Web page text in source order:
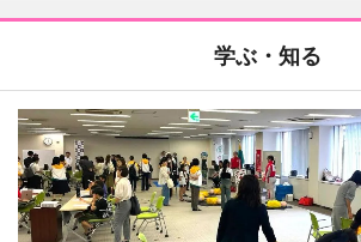
学ぶ・知る